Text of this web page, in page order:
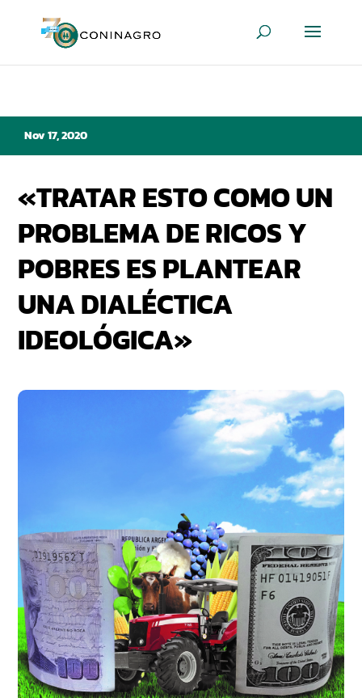
Nov 17, 2020
«TRATAR ESTO COMO UN
PROBLEMA DE RICOS Y
POBRES ES PLANTEAR
UNA DIALÉCTICA
IDEOLÓGICA»